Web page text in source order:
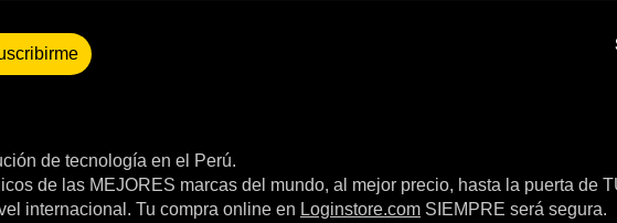
de tecnología en el Perú.
de las MEJORES marcas del mundo, al mejor precio, hasta la puerta de
internacional. Tu compra online en Loginstore.com SIEMPRE será segura.